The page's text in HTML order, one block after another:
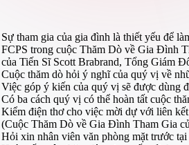
Sự tham gia của gia đình là thiết yếu để
FCPS trong cuộc Thăm Dò về Gia Đình
của Tiến Sĩ Scott Brabrand, Tổng Giám
Cuộc thăm dò hỏi ý nghĩ của quý vị về
Việc góp ý kiến của quý vị sẽ được dùng
Có ba cách quý vị có thể hoàn tất cuộc
Kiểm điện thơ cho việc mời dự với liên
(Cuộc Thăm Dò về Gia Đình Tham Gia
Hỏi xin nhân viên văn phòng mặt trước